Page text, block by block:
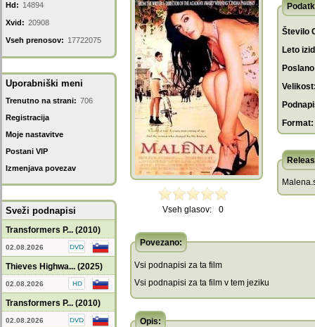
Hd: 14894
Xvid: 20908
Vseh prenosov: 17722075
Uporabniški meni
Trenutno na strani: 706
Registracija
Moje nastavitve
Postani VIP
Izmenjava povezav
Sveži podnapisi
Transformers P... (2010)
02.08.2026
Thieves Highwa... (2025)
02.08.2026
Transformers P... (2010)
02.08.2026
Vseh glasov: 0
Število
Leto
Format:
Povezano:
Vsi podnapisi za ta film
Vsi podnapisi za ta film v tem jeziku
Opis: